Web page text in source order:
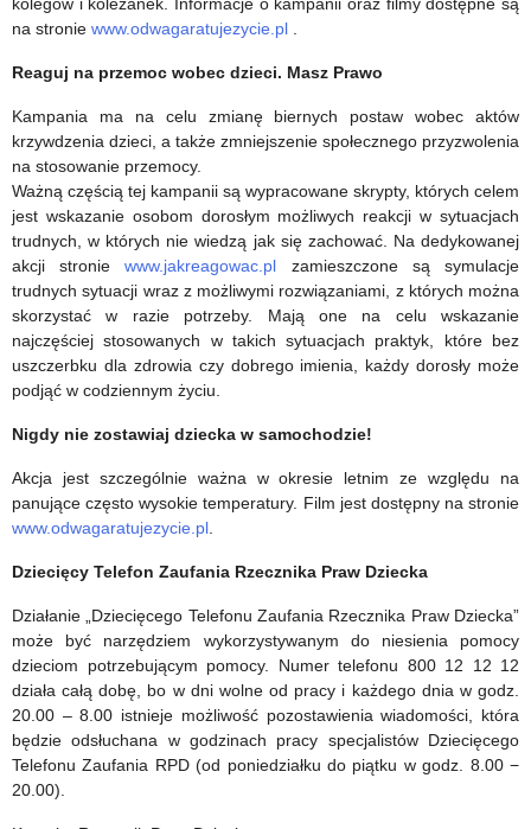
kolegów i koleżanek. Informacje o kampanii oraz filmy dostępne są
na stronie www.odwagaratujezycie.pl .
Reaguj na przemoc wobec dzieci. Masz Prawo
Kampania ma na celu zmianę biernych postaw wobec aktów
krzywdzenia dzieci, a także zmniejszenie społecznego przyzwolenia
na stosowanie przemocy.
Ważną częścią tej kampanii są wypracowane skrypty, których celem
jest wskazanie osobom dorosłym możliwych reakcji w sytuacjach
trudnych, w których nie wiedzą jak się zachować. Na dedykowanej
akcji stroniewww.jakreagowac.pl zamieszczone są symulacje
trudnych sytuacji wraz z możliwymi rozwiązaniami, z których można
skorzystać w razie potrzeby. Mają one na celu wskazanie
najczęściej stosowanych w takich sytuacjach praktyk, które bez
uszczerbku dla zdrowia czy dobrego imienia, każdy dorosły może
podjąć w codziennym życiu.
Nigdy nie zostawiaj dziecka w samochodzie!
Akcja jest szczególnie ważna w okresie letnim ze względu na
panujące często wysokie temperatury. Film jest dostępny na stronie
www.odwagaratujezycie.pl.
Dziecięcy Telefon Zaufania Rzecznika Praw Dziecka
Działanie „Dziecięcego Telefonu Zaufania Rzecznika Praw Dziecka”
może być narzędziem wykorzystywanym do niesienia pomocy
dzieciom potrzebującym pomocy. Numer telefonu 800 12 12 12
działa całą dobę, bo w dni wolne od pracy i każdego dnia w godz.
20.00 – 8.00 istnieje możliwość pozostawienia wiadomości, która
będzie odsłuchana w godzinach pracy specjalistów Dziecięcego
Telefonu Zaufania RPD (od poniedziałku do piątku w godz. 8.00 −
20.00).
rok
szkolny
2017/2018